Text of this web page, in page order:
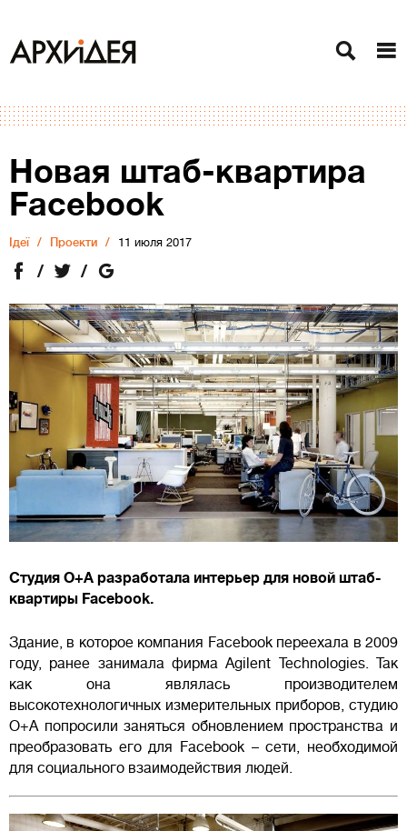
Новая штаб-квартира
Facebook
Ідеї Проекти 11 июля 2017
Студия O+A разработала интерьер для новой штаб-
квартиры Facebook.
Здание, в которое компания Facebook переехала в 2009
году, ранее занимала фирма Agilent Technologies. Так
как она являлась производителем
высокотехнологичных измерительных приборов, студию
O+A попросили заняться обновлением пространства и
преобразовать его для Facebook – сети, необходимой
для социального взаимодействия людей.